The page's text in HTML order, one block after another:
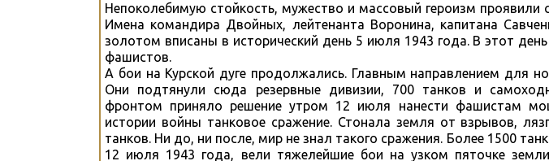
Непоколебимую стойкость, мужество и массовый героизм
Имена командира Двойных, лейтенанта Воронина, капитана
золотом вписаны в исторический день 5 июля 1943 года. В этот
фашистов.
А бои на Курской дуге продолжались. Главным направлением для
Они подтянули сюда резервные дивизии, 700 танков и
фронтом приняло решение утром 12 июля нанести фашистам
истории войны танковое сражение. Стонала земля от взрывов,
танков. Ни до, ни после, мир не знал такого сражения. Более 1500
12 июля 1943 года, вели тяжелейшие бои на узком пяточке